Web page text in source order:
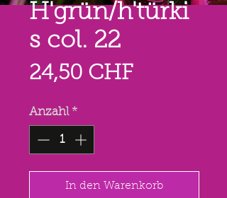
H'grün/h'türki
s col. 22
24,50 CHFPreis
Anzahl *
In den Warenkorb